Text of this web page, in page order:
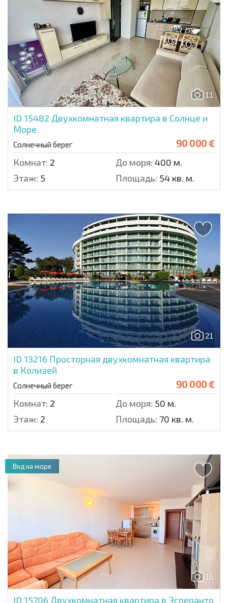
11
ID 15482 Двухкомнатная квартира в Солнце и
Море
Солнечный берег 90 000 €
Комнат: 2 До моря: 400 м.
Этаж: 5 Площадь: 54 кв. м.
21
ID 13216 Просторная двухкомнатная квартира
в Колизей
Солнечный берег 90 000 €
Комнат: 2 До моря: 50 м.
Этаж: 2 Площадь: 70 кв. м.
16
ID 15706 Двухкомнатная квартира в Эсперанто
Вид на море